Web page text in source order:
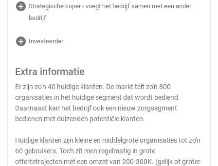
add_circle Strategische koper - voegt het bedrijf samen met een ander
bedrijf
add_circle Investeerder
Extra informatie
Er zijn zo'n 40 huidige klanten. De markt telt zo'n 800
organisaties in het huidige segment dat wordt bediend.
Daarnaast kan het bedrijf ook een nieuw zorgsegment
bedienen met duizenden potentiële klanten.
Huidige klanten zijn kleine en middelgrote organisaties tot zo'n
60 gebruikers. Toch zit men regelmatig in grote
offertetrajecten met een omzet van 200-300K. (gelijk of groter